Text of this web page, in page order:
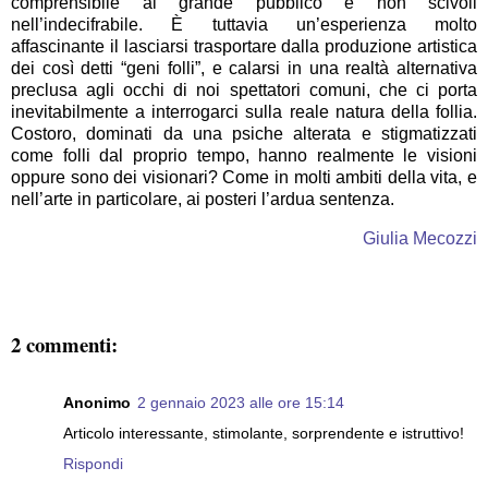
nell’indecifrabile. È tuttavia un’esperienza molto
affascinante il lasciarsi trasportare dalla produzione artistica
dei così detti “geni folli”, e calarsi in una realtà alternativa
preclusa agli occhi di noi spettatori comuni, che ci porta
inevitabilmente a interrogarci sulla reale natura della follia.
Costoro, dominati da una psiche alterata e stigmatizzati
come folli dal proprio tempo, hanno realmente le visioni
oppure sono dei visionari? Come in molti ambiti della vita, e
nell’arte in particolare, ai posteri l’ardua sentenza.
Giulia Mecozzi
2 commenti:
Anonimo 2 gennaio 2023 alle ore 15:14
Articolo interessante, stimolante, sorprendente e istruttivo!
Rispondi